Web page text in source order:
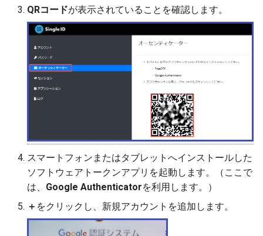
QRコードが表示されていることを確認します。
スマートフォンまたはタブレットへインストールした
ソフトウェアトークンアプリを起動します。（ここで
は、 Google Authenticatorを利用します。）
＋ をクリックし、新規アカウントを追加します。